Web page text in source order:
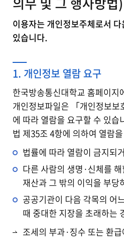
이용자는 개인정보주체로서
있습니다.
1. 개인정보 열람 요구
한국방송통신대학교 홈페이지
개인정보파일은 「개인정보
에 따라 열람을 요구할 수 있
법 제35조 4항에 의하여 열람
법률에 따라 열람이 금지되
다른 사람의 생명·신체를
재산과 그 밖의 이익을 부당
공공기관이 다음 각목의 어
때 중대한 지장을 초래하는
조세의 부과·징수 또는 환